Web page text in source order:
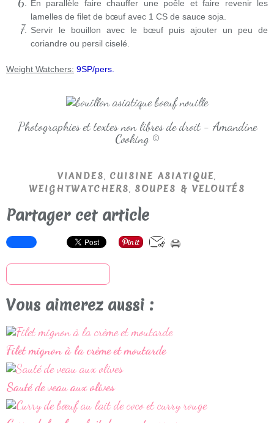
En parallèle faire chauffer une poêle et faire revenir les
lamelles de filet de bœuf avec 1 CS de sauce soja.
Servir le bouillon avec le bœuf puis ajouter un peu de
coriandre ou persil ciselé.
Weight Watchers: 9SP/pers.
Photographies et textes non libres de droit - Amandine
Cooking ©
VIANDES, CUISINE ASIATIQUE,
WEIGHTWATCHERS, SOUPES & VELOUTÉS
Partager cet article
Vous aimerez aussi :
Filet mignon à la crème et moutarde
Sauté de veau aux olives